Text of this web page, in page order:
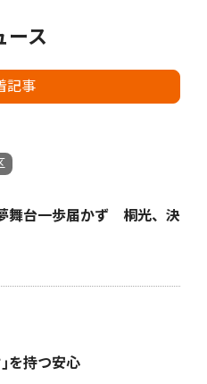
ース
記事
舞台一歩届かず 桐光、決
を持つ安心